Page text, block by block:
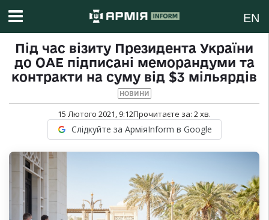
EN
Під час візиту Президента України
до ОАЕ підписані меморандуми та
контракти на суму від $3 мільярдів
НОВИНИ
15 Лютого 2021, 9:12Прочитаєте за: 2хв.
Слідкуйте за АрміяInform в Google